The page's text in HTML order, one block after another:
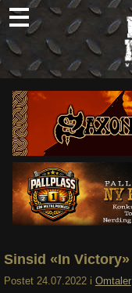
Skip
to
content
Søk
Sinsid «In Victory»
Postet 24.07.2022 i Omtaler